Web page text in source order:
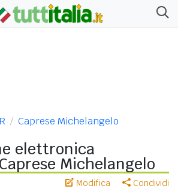
Caprese Michelangelo
elettronica
Michelangelo
Modifica Condividi